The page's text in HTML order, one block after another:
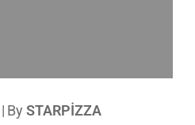
| By STARPIZZA